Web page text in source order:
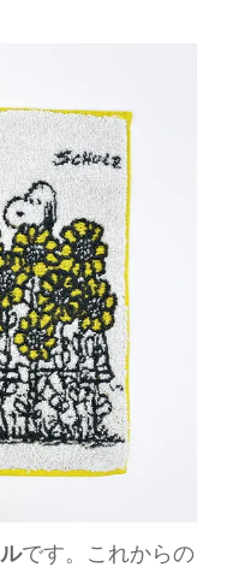
です。これからの